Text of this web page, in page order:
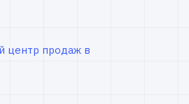
центр продаж в